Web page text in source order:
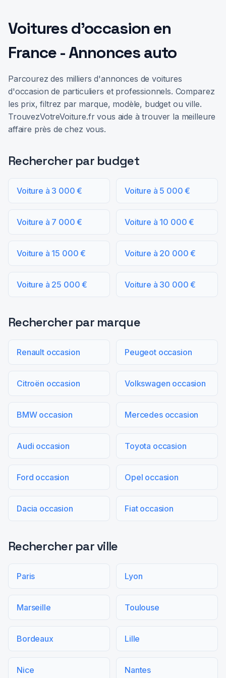
Voitures d'occasion en
France - Annonces auto
Parcourez des milliers d'annonces de voitures
d'occasion de particuliers et professionnels. Comparez
les prix, filtrez par marque, modèle, budget ou ville.
TrouvezVotreVoiture.fr vous aide à trouver la meilleure
affaire près de chez vous.
Rechercher par budget
Voiture à 3 000 € Voiture à 5 000 €
Voiture à 7 000 € Voiture à 10 000 €
Voiture à 15 000 € Voiture à 20 000 €
Voiture à 25 000 € Voiture à 30 000 €
Rechercher par marque
Renault occasion Peugeot occasion
Citroën occasion Volkswagen occasion
BMW occasion Mercedes occasion
Audi occasion Toyota occasion
Ford occasion Opel occasion
Dacia occasion Fiat occasion
Rechercher par ville
Paris Lyon
Marseille Toulouse
Bordeaux Lille
Nice Nantes